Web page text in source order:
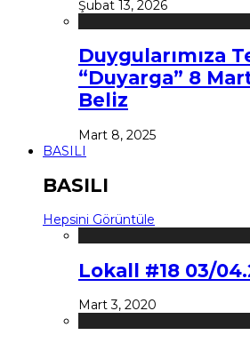
Şubat 13, 2026
Duygularımıza
“Duyarga” 8
Beliz
Mart 8, 2025
BASILI
BASILI
Hepsini Görüntüle
Lokall #18 03/
Mart 3, 2020